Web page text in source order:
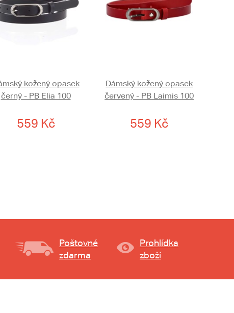
kožený opasek
černý - PB Elia 100
559 Kč
Dámský kožený opasek
červený - PB Laimis 100
559 Kč
Poštovné
zdarma
Prohlídka
zboží